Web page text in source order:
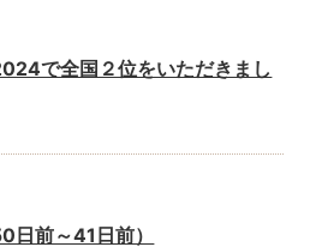
で全国２位をいただきまし
日前～41日前）